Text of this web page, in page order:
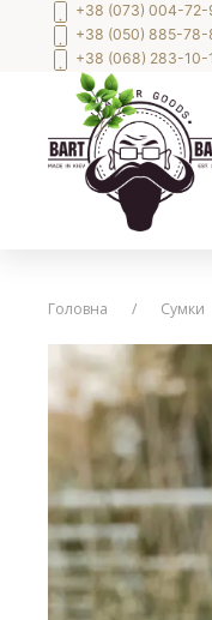
+38 (073) 004-72-
+38 (050) 885-78-
+38 (068) 283-10-
Головна Сумки